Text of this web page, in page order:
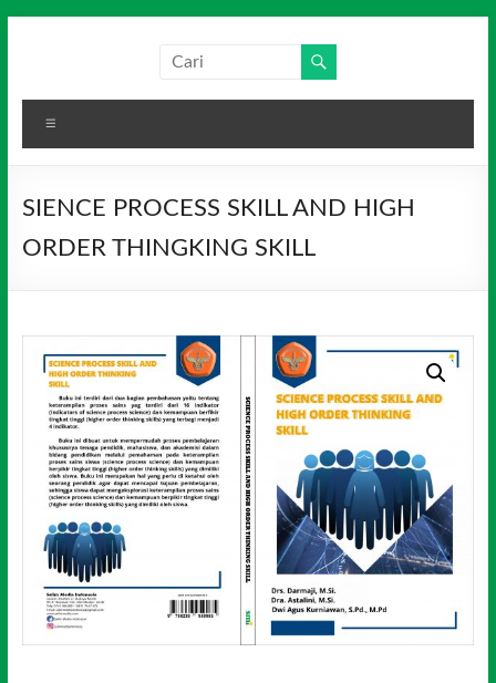
Media
Indonesia
SIENCE PROCESS SKILL AND HIGH
ORDER THINGKING SKILL